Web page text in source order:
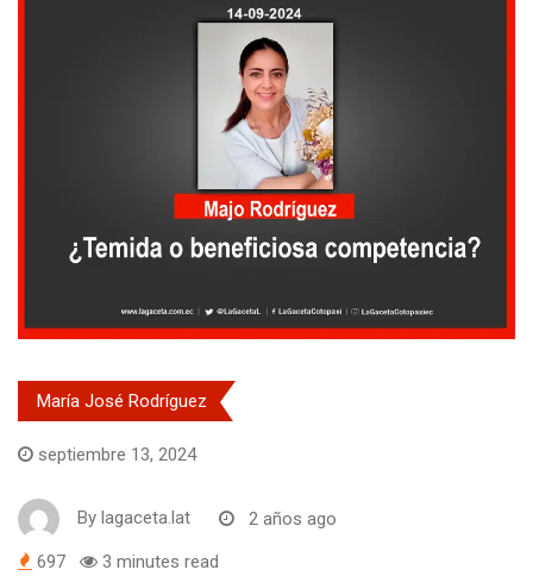
María José Rodríguez
septiembre 13, 2024
By lagaceta.lat 2 años ago
697 3 minutes read